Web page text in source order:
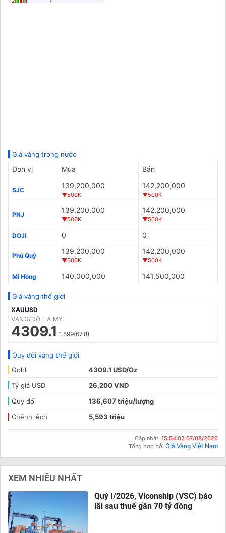
Giá vàng trong nước
Đơn vị Mua Bán
SJC
139,200,000
▼500K
142,200,000
▼500K
PNJ
139,200,000
▼500K
142,200,000
▼500K
DOJI 0 0
Phú Quý
139,200,000
▼500K
142,200,000
▼500K
Mi Hồng 140,000,000 141,500,000
Giá vàng thế giới
XAUUSD
VÀNG/ĐÔ LA MỸ
4309.1 1.599(67.8)
Quy đổi vàng thế giới
Gold
4309.1 USD/Oz
Tỷ giá USD
26,200 VND
Quy đổi
136,607 triệu/lượng
Chênh lệch
5,593 triệu
Cập nhật: 15:54:02 07/08/2026
Tổng hợp bởi Giá Vàng Việt Nam
XEM NHIỀU NHẤT
Quý I/2026, Viconship (VSC) báo
lãi sau thuế gần 70 tỷ đồng